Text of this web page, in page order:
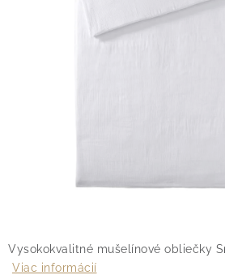
Doprava
Obchodné podmienky
Vysokokvalitné mušelínové obliečky
Viac informácií